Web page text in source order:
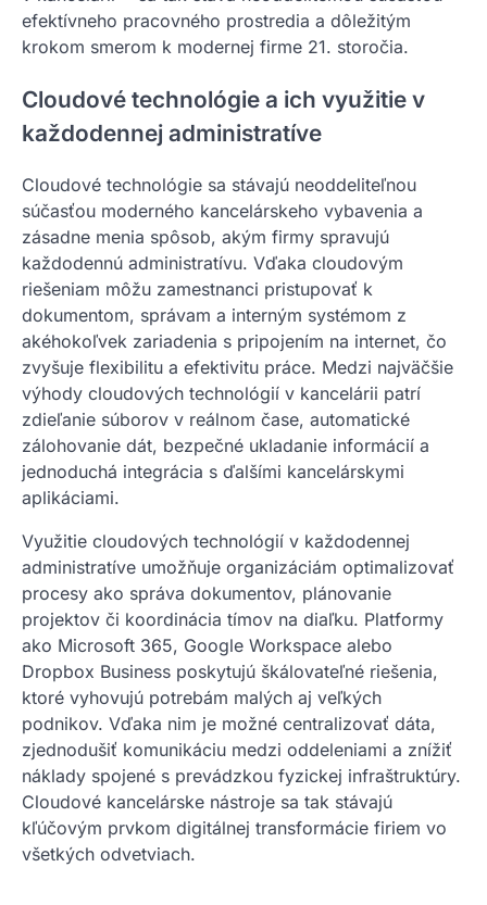
efektívneho pracovného prostredia a dôležitým
krokom smerom k modernej firme 21. storočia.
Cloudové technológie a ich využitie v
každodennej administratíve
Cloudové technológie sa stávajú neoddeliteľnou
súčasťou moderného kancelárskeho vybavenia a
zásadne menia spôsob, akým firmy spravujú
každodennú administratívu. Vďaka cloudovým
riešeniam môžu zamestnanci pristupovať k
dokumentom, správam a interným systémom z
akéhokoľvek zariadenia s pripojením na internet, čo
zvyšuje flexibilitu a efektivitu práce. Medzi najväčšie
výhody cloudových technológií v kancelárii patrí
zdieľanie súborov v reálnom čase, automatické
zálohovanie dát, bezpečné ukladanie informácií a
jednoduchá integrácia s ďalšími kancelárskymi
aplikáciami.
Využitie cloudových technológií v každodennej
administratíve umožňuje organizáciám optimalizovať
procesy ako správa dokumentov, plánovanie
projektov či koordinácia tímov na diaľku. Platformy
ako Microsoft 365, Google Workspace alebo
Dropbox Business poskytujú škálovateľné riešenia,
ktoré vyhovujú potrebám malých aj veľkých
podnikov. Vďaka nim je možné centralizovať dáta,
zjednodušiť komunikáciu medzi oddeleniami a znížiť
náklady spojené s prevádzkou fyzickej infraštruktúry.
Cloudové kancelárske nástroje sa tak stávajú
kľúčovým prvkom digitálnej transformácie firiem vo
všetkých odvetviach.